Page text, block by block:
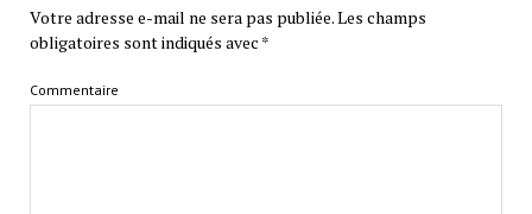
Votre adresse e-mail ne sera pas publiée.Les champs
obligatoires sont indiqués avec *
Commentaire